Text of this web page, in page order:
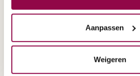
Aanpassen
Weigeren
4 Wielen
Actieradius:55km